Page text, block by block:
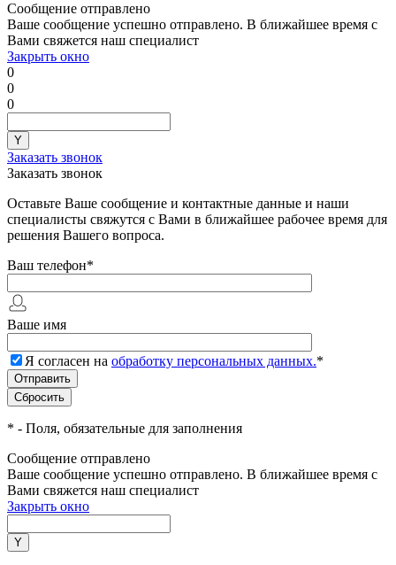
Сообщение отправлено
Ваше сообщение успешно отправлено. В ближайшее время с
Вами свяжется наш специалист
Закрыть окно
0
0
0
Заказать звонок
Заказать звонок
Оставьте Ваше сообщение и контактные данные и наши
специалисты свяжутся с Вами в ближайшее рабочее время для
решения Вашего вопроса.
Ваш телефон*
Ваше имя
Я согласен на обработку персональных данных.*
* - Поля, обязательные для заполнения
Сообщение отправлено
Ваше сообщение успешно отправлено. В ближайшее время с
Вами свяжется наш специалист
Закрыть окно